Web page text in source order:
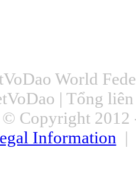
World
| Tổng
© Copyright 2012
Information